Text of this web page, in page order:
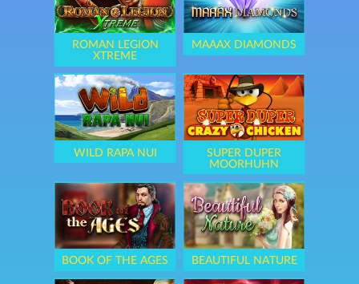
ROMAN LEGION
XTREME
MAAAX DIAMONDS
WILD RAPA NUI
SUPER DUPER
MOORHUHN
BOOK OF THE AGES BEAUTIFUL NATURE